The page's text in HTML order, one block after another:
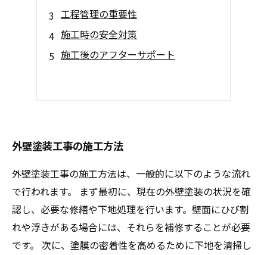
工程管理の重要性
施工時の安全対策
施工後のアフターサポート
外壁塗装工事の施工方法
外壁塗装工事の施工方法は、一般的に以下のような流れ
で行われます。 まず最初に、現在の外壁塗装の状況を確
認し、必要な修繕や下地処理を行います。壁面にひび割
れや浮きがある場合には、それらを補修することが必要
です。 次に、塗膜の密着性を高めるために下地を清掃し